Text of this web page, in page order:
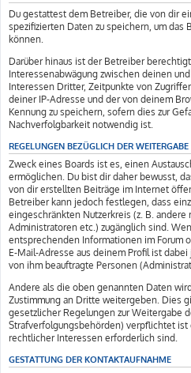
Du gestattest dem Betreiber, die von dir
spezifizierten Daten zu speichern, um das
können.
Darüber hinaus ist der Betreiber
Interessenabwägung zwischen deinen
Interessen Dritter, Zeitpunkte von
deiner IP-Adresse und der von deinem
Kennung zu speichern, sofern dies zur
Nachverfolgbarkeit notwendig ist.
REGELUNGEN BEZÜGLICH DER
Zweck eines Boards ist es, einen
ermöglichen. Du bist dir daher bewusst,
von dir erstellten Beiträge im Internet
Betreiber kann jedoch festlegen, dass
eingeschränkten Nutzerkreis (z. B. andere
Administratoren etc.) zugänglich sind.
entsprechenden Informationen im Forum
E-Mail-Adresse aus deinem Profil ist
von ihm beauftragte Personen
Andere als die oben genannten Daten
Zustimmung an Dritte weitergeben. Dies
gesetzlicher Regelungen zur Weitergabe
Strafverfolgungsbehörden) verpflichtet ist
rechtlicher Interessen erforderlich sind.
GESTATTUNG DER KONTAKTAUFNAHME